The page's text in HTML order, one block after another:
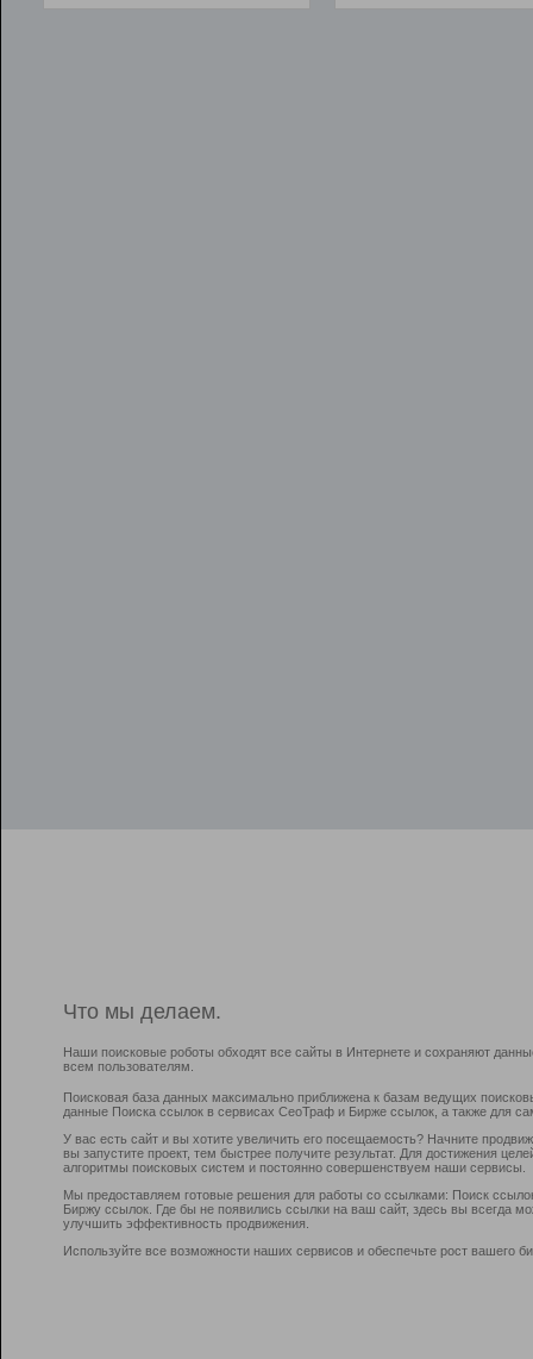
Что мы делаем.
Наши поисковые роботы обходят все сайты в Интернете и сохраняют
всем пользователям.
Поисковая база данных максимально приближена к базам ведущих
данные Поиска ссылок в сервисах СеоТраф и Бирже ссылок, а также для
У вас есть сайт и вы хотите увеличить его посещаемость? Начните
вы запустите проект, тем быстрее получите результат. Для достижения
алгоритмы поисковых систем и постоянно совершенствуем наши сервисы.
Мы предоставляем готовые решения для работы со ссылками: Поиск
Биржу ссылок. Где бы не появились ссылки на ваш сайт, здесь вы всегда
улучшить эффективность продвижения.
Используйте все возможности наших сервисов и обеспечьте рост вашего